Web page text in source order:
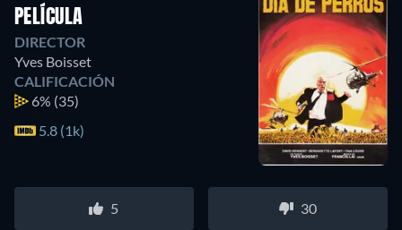
PELÍCULA
DIRECTOR
Yves Boisset
CALIFICACIÓN
6% (35)
5.8 (1k)
5 30